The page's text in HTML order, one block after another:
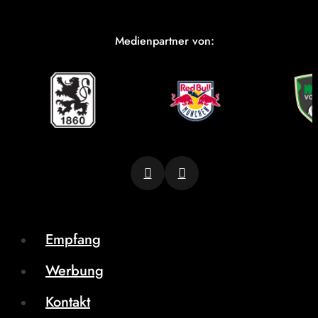
Medienpartner von:
Empfang
Werbung
Kontakt